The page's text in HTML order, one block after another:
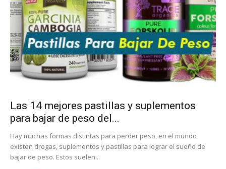
Las 14 mejores pastillas y suplementos
para bajar de peso del...
Hay muchas formas distintas para perder peso, en el mundo
existen drogas, suplementos y pastillas para lograr el sueño de
bajar de peso. Estos suelen...